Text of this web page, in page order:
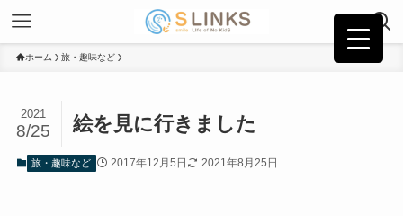
ホーム 旅・趣味など
絵を見に行きました
2021
8/25
旅・趣味など 2017年12月5日 2021年8月25日